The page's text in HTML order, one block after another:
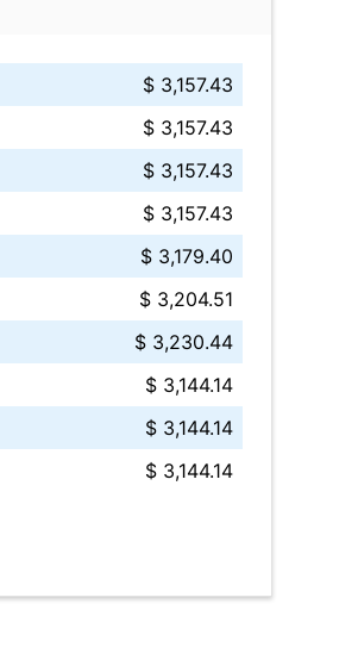
$ 3,157.43
$ 3,157.43
$ 3,157.43
$ 3,157.43
$ 3,179.40
$ 3,204.51
$ 3,230.44
$ 3,144.14
$ 3,144.14
$ 3,144.14